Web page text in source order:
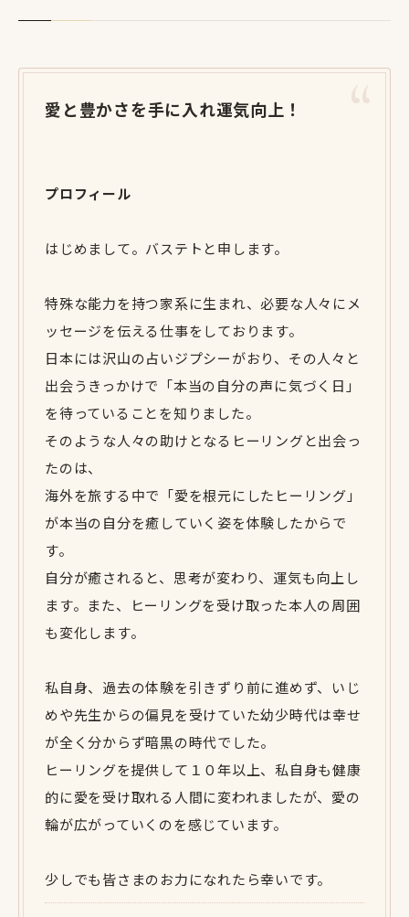
愛と豊かさを手に入れ運気向上！
プロフィール
はじめまして。バステトと申します。
特殊な能力を持つ家系に生まれ、必要な人々にメ
ッセージを伝える仕事をしております。
日本には沢山の占いジプシーがおり、その人々と
出会うきっかけで「本当の自分の声に気づく日」
を待っていることを知りました。
そのような人々の助けとなるヒーリングと出会っ
たのは、
海外を旅する中で「愛を根元にしたヒーリング」
が本当の自分を癒していく姿を体験したからで
す。
自分が癒されると、思考が変わり、運気も向上し
ます。また、ヒーリングを受け取った本人の周囲
も変化します。
私自身、過去の体験を引きずり前に進めず、いじ
めや先生からの偏見を受けていた幼少時代は幸せ
が全く分からず暗黒の時代でした。
ヒーリングを提供して１０年以上、私自身も健康
的に愛を受け取れる人間に変われましたが、愛の
輪が広がっていくのを感じています。
少しでも皆さまのお力になれたら幸いです。